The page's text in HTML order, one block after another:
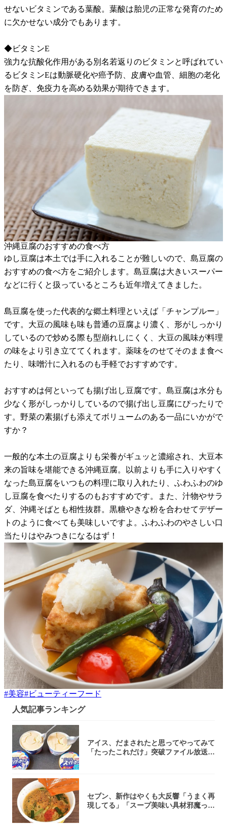
せないビタミンである葉酸。葉酸は胎児の正常な発育のため
に欠かせない成分でもあります。
◆ビタミンE
強力な抗酸化作用がある別名若返りのビタミンと呼ばれてい
るビタミンEは動脈硬化や癌予防、皮膚や血管、細胞の老化
を防ぎ、免疫力を高める効果が期待できます。
沖縄豆腐のおすすめの食べ方
ゆし豆腐は本土では手に入れることが難しいので、島豆腐の
おすすめの食べ方をご紹介します。島豆腐は大きいスーパー
などに行くと扱っているところも近年増えてきました。
島豆腐を使った代表的な郷土料理といえば「チャンプルー」
です。大豆の風味も味も普通の豆腐より濃く、形がしっかり
しているので炒める際も型崩れしにくく、大豆の風味が料理
の味をより引き立ててくれます。薬味をのせてそのまま食べ
たり、味噌汁に入れるのも手軽でおすすめです。
おすすめは何といっても揚げ出し豆腐です。島豆腐は水分も
少なく形がしっかりしているので揚げ出し豆腐にぴったりで
す。野菜の素揚げも添えてボリュームのある一品にいかがで
すか？
一般的な本土の豆腐よりも栄養がギュッと濃縮され、大豆本
来の旨味を堪能できる沖縄豆腐。以前よりも手に入りやすく
なった島豆腐をいつもの料理に取り入れたり、ふわふわのゆ
し豆腐を食べたりするのもおすすめです。また、汁物やサラ
ダ、沖縄そばとも相性抜群。黒糖やきな粉を合わせてデザー
トのように食べても美味しいですよ。ふわふわのやさしい口
当たりはやみつきになるはず！
#美容#ビューティーフード
人気記事ランキング
アイス、だまされたと思ってやってみて
「たったこれだけ」突破ファイル放送で
セブン、新作はやくも大反響「うまく再
現してる」「スープ美味い具材邪魔って